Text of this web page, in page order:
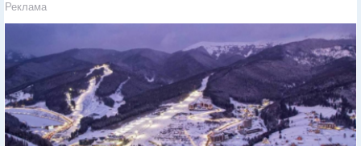
Реклама